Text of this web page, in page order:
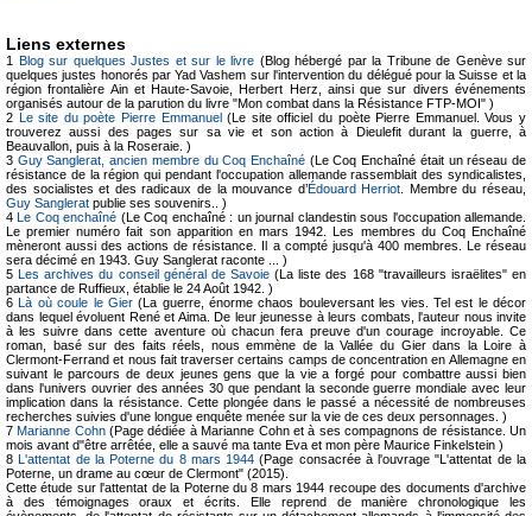
Liens externes
1 Blog sur quelques Justes et sur le livre (Blog hébergé par la Tribune de Genève sur
quelques justes honorés par Yad Vashem sur l'intervention du délégué pour la Suisse et la
région frontalière Ain et Haute-Savoie, Herbert Herz, ainsi que sur divers événements
organisés autour de la parution du livre "Mon combat dans la Résistance FTP-MOI" )
2 Le site du poète Pierre Emmanuel(Le site officiel du poète Pierre Emmanuel. Vous y
trouverez aussi des pages sur sa vie et son action à Dieulefit durant la guerre, à
Beauvallon, puis à la Roseraie. )
3 Guy Sanglerat, ancien membre du Coq Enchaîné (Le Coq Enchaîné était un réseau de
résistance de la région qui pendant l'occupation allemande rassemblait des syndicalistes,
des socialistes et des radicaux de la mouvance d’Édouard Herriot . Membre du réseau,
Guy Sanglerat publie ses souvenirs.. )
4Le Coq enchaîné (Le Coq enchaîné : un journal clandestin sous l'occupation allemande.
Le premier numéro fait son apparition en mars 1942. Les membres du Coq Enchaîné
mèneront aussi des actions de résistance. Il a compté jusqu'à 400 membres. Le réseau
sera décimé en 1943. Guy Sanglerat raconte ... )
5Les archives du conseil général de Savoie (La liste des 168 "travailleurs israëlites" en
partance de Ruffieux, établie le 24 Août 1942. )
6Là où coule le Gier(La guerre, énorme chaos bouleversant les vies. Tel est le décor
dans lequel évoluent René et Aima. De leur jeunesse à leurs combats, l'auteur nous invite
à les suivre dans cette aventure où chacun fera preuve d'un courage incroyable. Ce
roman, basé sur des faits réels, nous emmène de la Vallée du Gier dans la Loire à
Clermont-Ferrand et nous fait traverser certains camps de concentration en Allemagne en
suivant le parcours de deux jeunes gens que la vie a forgé pour combattre aussi bien
dans l'univers ouvrier des années 30 que pendant la seconde guerre mondiale avec leur
implication dans la résistance. Cette plongée dans le passé a nécessité de nombreuses
recherches suivies d'une longue enquête menée sur la vie de ces deux personnages. )
7Marianne Cohn(Page dédiée à Marianne Cohn et à ses compagnons de résistance. Un
mois avant d"être arrêtée, elle a sauvé ma tante Eva et mon père Maurice Finkelstein )
8L'attentat de la Poterne du 8 mars 1944 (Page consacrée à l'ouvrage "L'attentat de la
Poterne, un drame au cœur de Clermont" (2015).
Cette étude sur l'attentat de la Poterne du 8 mars 1944 recoupe des documents d'archive
à des témoignages oraux et écrits. Elle reprend de manière chronologique les